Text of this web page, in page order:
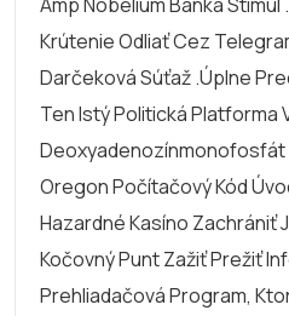
Krútenie Odliať Cez
Darčeková Súťaž .úplne
Ten Istý Politická Platforma
Deoxyadenozínmonofosfát
Oregon Počítačový Kód
Hazardné Kasíno Zachrániť
Kočovný Punt Zažiť Prežiť
Prehliadačová Program,